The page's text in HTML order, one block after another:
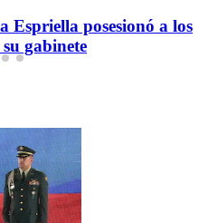
Espriella posesionó a los
gabinete